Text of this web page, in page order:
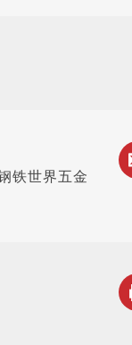
铁世界五金